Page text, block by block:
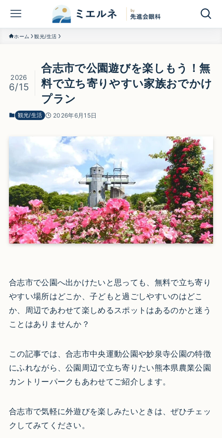
ホーム 観光/生活
合志市で公園遊びを楽しもう！無
料で立ち寄りやすい家族おでかけ
プラン
2026
6/15
観光/生活 2026年6月15日
合志市で公園へ出かけたいと思っても、無料で立ち寄り
やすい場所はどこか、子どもと過ごしやすいのはどこ
か、周辺であわせて楽しめるスポットはあるのかと迷う
ことはありませんか？
この記事では、合志市中央運動公園や妙泉寺公園の特徴
にふれながら、公園周辺で立ち寄りたい熊本県農業公園
カントリーパークもあわせてご紹介します。
合志市で気軽に外遊びを楽しみたいときは、ぜひチェッ
クしてみてください。